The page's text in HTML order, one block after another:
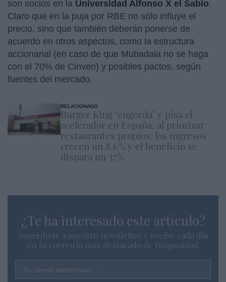
son socios en la Universidad Alfonso X el Sabio.
Claro que en la puja por RBE no sólo influye el
precio, sino que también deberán ponerse de
acuerdo en otros aspectos, como la estructura
accionarial (en caso de que Mubadala no se haga
con el 70% de Cinven) y posibles pactos, según
fuentes del mercado.
RELACIONADO
Burger King ‘engorda’ y pisa el
acelerador en España, al priorizar
restaurantes propios: los ingresos
crecen un 8,6% y el beneficio se
dispara un 37%
¿Te ha interesado este artículo?
Suscríbete a nuestro newsletter y recibe cada dia
en tu correo lo más destacado de Hispanidad
Tu correo electrónico...